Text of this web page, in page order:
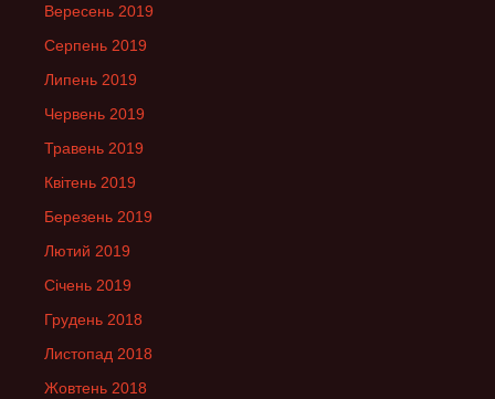
Вересень 2019
Серпень 2019
Липень 2019
Червень 2019
Травень 2019
Квітень 2019
Березень 2019
Лютий 2019
Січень 2019
Грудень 2018
Листопад 2018
Жовтень 2018